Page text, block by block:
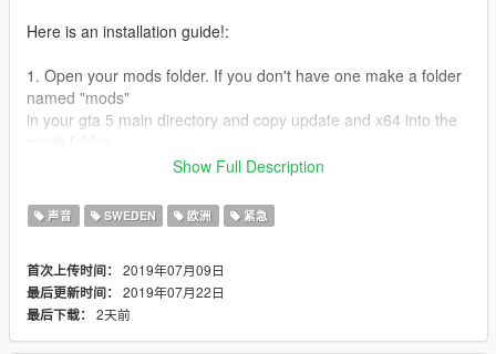
Here is an installation guide!:
1. Open your mods folder. If you don't have one make a folder
named "mods"
in your gta 5 main directory and copy update and x64 into the
2. Follow this path: mods/x65/audio/sfx/resident.rpf
4. Open up resident.rpf and left click on "vehicles.awc". Click on
"Export open format" to your new created folder named
5. Copy the sounds in "Sirens" folder that came with the sirens.
6. Paste the sounds in the folder named vehicles in the folder
you named whatever.
7. Take the vehicle.oac that was included when you exported
Show Full Description
声音 SWEDEN 欧洲 紧急
首次上传时间： 2019年07月09日
最后更新时间： 2019年07月22日
最后下载： 2天前